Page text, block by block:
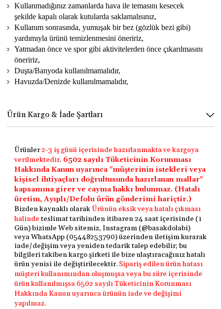
Kullanmadığınız zamanlarda hava ile temasını kesecek
şekilde kapalı olarak kutularda saklamalısınız,
Kullanım sonrasında, yumuşak bir bez (gözlük bezi gibi)
yardımıyla ürünü temizlenmesini öneririz,
Yatmadan önce ve spor gibi aktivitelerden önce çıkarılmasını
öneririz,
Duşta/Banyoda kullanılmamalıdır,
Havuzda/Denizde kullanılmamalıdır,
Ürün Kargo & İade Şartları
Ürünler2-3 iş günü içerisinde hazırlanmakta ve kargoya
verilmektedir. 6502 sayılı Tüketicinin Korunması
Hakkında Kanun uyarınca "müşterinin istekleri veya
kişisel ihtiyaçları doğrultusunda hazırlanan mallar"
kapsamına girer ve cayma hakkı bulunmaz. (Hatalı
üretim, Ayıplı/Defolu ürün gönderimi hariçtir.)
Bizden kaynaklı olarakÜrünün eksik veya hatalı çıkması
halinde teslimat tarihinden itibaren 24 saat içerisinde (1
Gün) bizimle Web sitemiz, Instagram (@basakdolabi)
veya WhatsApp (05448253790) üzerinden iletişim kurarak
iade/değişim veya yeniden tedarik talep edebilir; bu
bilgileri takiben kargo şirketi ile bize ulaştıracağınız hatalı
ürün yenisi ile değiştirilecektir.Sipariş edilen ürün hatası
müşteri kullanımından oluşmuşsa veya bu süre içerisinde
ürün kullanılmışsa 6502 sayılı Tüketicinin Korunması
Hakkında Kanun uyarıncaürünün iade ve değişimi
yapılmaz.